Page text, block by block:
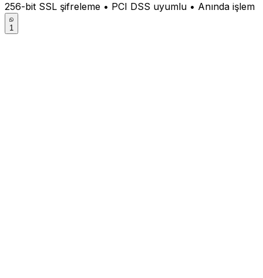
256-bit SSL şifreleme • PCI DSS uyumlu • Anında işlem
1